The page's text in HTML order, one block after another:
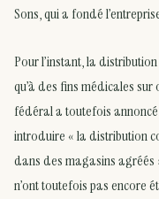
Sons, qui a fondé
Pour l’instant, la
qu’à des fins médicales
fédéral a toutefois
introduire « la distribution
dans des magasins agréés
n’ont toutefois pas encore